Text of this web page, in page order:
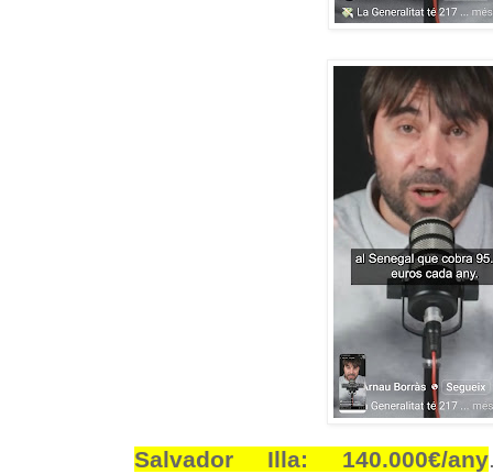
Salvador Illa: 140.000€/any